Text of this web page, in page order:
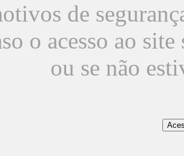
de
o acesso ao
ou se não